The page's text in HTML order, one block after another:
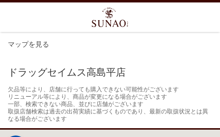
マップを見る
ドラッグセイムス高島平店
欠品等により、店舗に行っても購入できない可能性がございます
リニューアル等により、商品が変更になる場合がございます
一部、検索できない商品、並びに店舗がございます
取扱店舗検索は過去の出荷実績に基づくものであり、最新の取扱状況とは異
なる場合がございます